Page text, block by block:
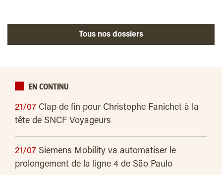
Tous nos dossiers
EN CONTINU
21/07 Clap de fin pour Christophe Fanichet à la
tête de SNCF Voyageurs
21/07 Siemens Mobility va automatiser le
prolongement de la ligne 4 de São Paulo